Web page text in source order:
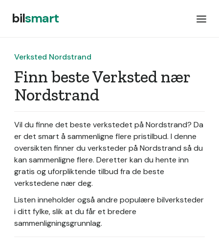
bilsmart
Verksted Nordstrand
Finn beste Verksted nær
Nordstrand
Vil du finne det beste verkstedet på Nordstrand? Da
er det smart å sammenligne flere pristilbud. I denne
oversikten finner du verksteder på Nordstrand så du
kan sammenligne flere. Deretter kan du hente inn
gratis og uforpliktende tilbud fra de beste
verkstedene nær deg.
Listen inneholder også andre populære bilverksteder
i ditt fylke, slik at du får et bredere
sammenligningsgrunnlag.